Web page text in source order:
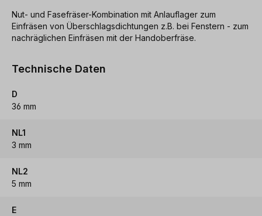
Nut- und Fasefräser-Kombination mit Anlauflager zum
Einfräsen von Überschlagsdichtungen z.B. bei Fenstern - zum
nachräglichen Einfräsen mit der Handoberfräse.
Technische Daten
D
36 mm
NL1
3 mm
NL2
5 mm
E